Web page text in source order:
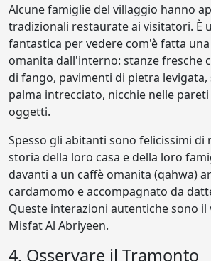
Alcune famiglie del villaggio hanno
tradizionali restaurate ai visitatori. È
fantastica per vedere com'è fatta
omanita dall'interno: stanze fresche
di fango, pavimenti di pietra
palma intrecciato, nicchie nelle
oggetti.
Spesso gli abitanti sono felicissimi di
storia della loro casa e della loro
davanti a un caffè omanita (qahwa)
cardamomo e accompagnato da
Queste interazioni autentiche sono il
Misfat Al Abriyeen.
4. Osservare il Tramonto